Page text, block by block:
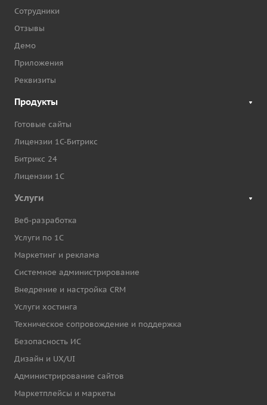
Сотрудники
Отзывы
Демо
Приложения
Реквизиты
Продукты
Готовые сайты
Лицензии 1С-Битрикс
Битрикс 24
Лицензии 1С
Услуги
Веб-разработка
Услуги по 1С
Маркетинг и реклама
Системное администрирование
Внедрение и настройка CRM
Услуги хостинга
Техническое сопровождение и поддержка
Безопасность ИС
Дизайн и UX/UI
Администрирование сайтов
Маркетплейсы и маркеты